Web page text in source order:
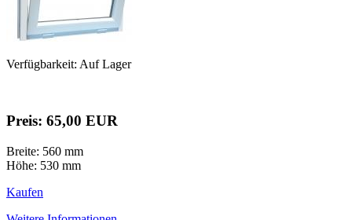
Verfügbarkeit: Auf Lager
Preis: 65,00 EUR
Breite: 560 mm
Höhe: 530 mm
Kaufen